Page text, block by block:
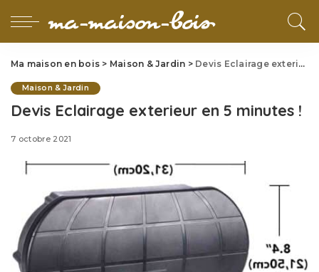
Ma maison en bois > Maison & Jardin > Devis Eclairage exterieur en 5 minutes !
Maison & Jardin
Devis Eclairage exterieur en 5 minutes !
7 octobre 2021